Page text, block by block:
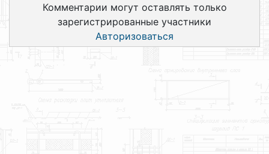
Комментарии могут оставлять только
зарегистрированные участники
Авторизоваться